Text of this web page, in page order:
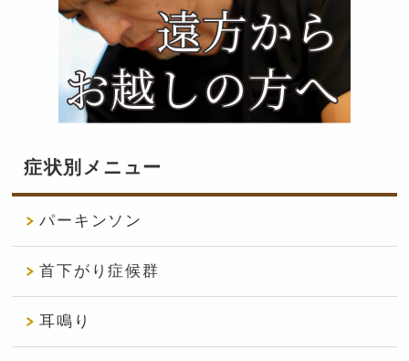
症状別メニュー
パーキンソン
首下がり症候群
耳鳴り